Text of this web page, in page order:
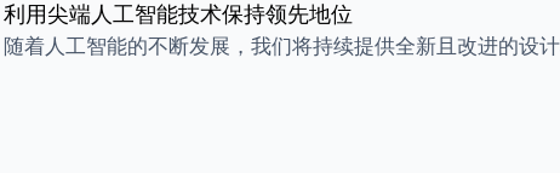
利用尖端人工智能技术保持领先地位
随着人工智能的不断发展，我们将持续提供全新且改进的设计